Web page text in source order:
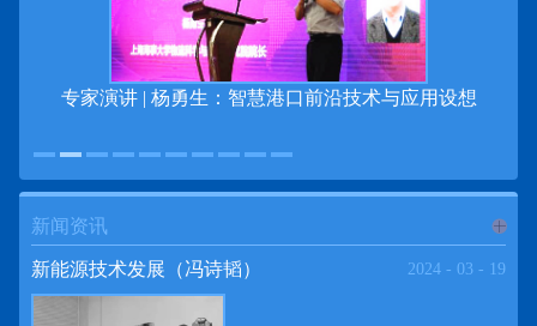
专家演讲 | 杨勇生：智慧港口前沿技术与应用设想
新闻资讯
新能源技术发展（冯诗韬） 2024 - 03 - 19